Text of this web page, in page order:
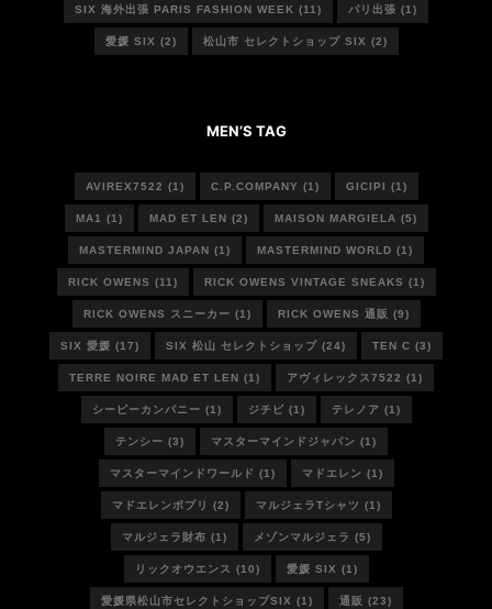
SIX 海外出張 PARIS FASHION WEEK (11) パリ出張 (1)
愛媛 SIX (2) 松山市 セレクトショップ SIX (2)
MEN’S TAG
AVIREX7522 (1) C.P.COMPANY (1) GICIPI (1)
MA1 (1) MAD ET LEN (2) MAISON MARGIELA (5)
MASTERMIND JAPAN (1) MASTERMIND WORLD (1)
RICK OWENS (11) RICK OWENS VINTAGE SNEAKS (1)
RICK OWENS スニーカー (1) RICK OWENS 通販 (9)
SIX 愛媛 (17) SIX 松山 セレクトショップ (24) TEN C (3)
TERRE NOIRE MAD ET LEN (1) アヴィレックス7522 (1)
シーピーカンパニー (1) ジチピ (1) テレノア (1)
テンシー (3) マスターマインドジャパン (1)
マスターマインドワールド (1) マドエレン (1)
マドエレンポプリ (2) マルジェラTシャツ (1)
マルジェラ財布 (1) メゾンマルジェラ (5)
リックオウエンス (10) 愛媛 SIX (1)
愛媛県松山市セレクトショップSIX (1) 通販 (23)